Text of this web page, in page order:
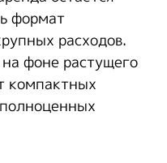
формат
расходов.
фоне растущего
компактных